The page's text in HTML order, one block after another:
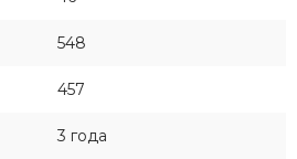
548
457
3 года